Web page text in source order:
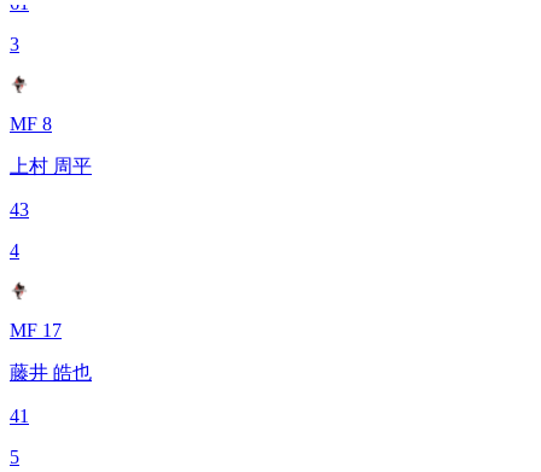
3
MF 8
上村 周平
43
4
MF 17
藤井 皓也
41
5